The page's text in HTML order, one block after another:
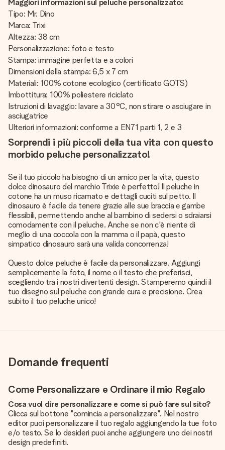
Maggiori informazioni sul peluche personalizzato:
Tipo: Mr. Dino
Marca: Trixi
Altezza: 38 cm
Personalizzazione: foto e testo
Stampa: immagine perfetta e a colori
Dimensioni della stampa: 6,5 x 7 cm
Materiali: 100% cotone ecologico (certificato GOTS)
Imbottitura: 100% poliestere riciclato
Istruzioni di lavaggio: lavare a 30°C, non stirare o asciugare in
asciugatrice
Ulteriori informazioni: conforme a EN71 parti 1, 2 e 3
Sorprendi i più piccoli della tua vita con questo
morbido peluche personalizzato!
Se il tuo piccolo ha bisogno di un amico per la vita, questo
dolce dinosauro del marchio Trixie è perfetto! Il peluche in
cotone ha un muso ricamato e dettagli cuciti sul petto. Il
dinosauro è facile da tenere grazie alle sue braccia e gambe
flessibili, permettendo anche al bambino di sedersi o sdraiarsi
comodamente con il peluche. Anche se non c'è niente di
meglio di una coccola con la mamma o il papà, questo
simpatico dinosauro sarà una valida concorrenza!
Questo dolce peluche è facile da personalizzare. Aggiungi
semplicemente la foto, il nome o il testo che preferisci,
scegliendo tra i nostri divertenti design. Stamperemo quindi il
tuo disegno sul peluche con grande cura e precisione. Crea
subito il tuo peluche unico!
Domande frequenti
Come Personalizzare e Ordinare il mio Regalo
Cosa vuol dire personalizzare e come si può fare sul sito?
Clicca sul bottone "comincia a personalizzare". Nel nostro
editor puoi personalizzare il tuo regalo aggiungendo la tue foto
e/o testo. Se lo desideri puoi anche aggiungere uno dei nostri
design predefiniti.